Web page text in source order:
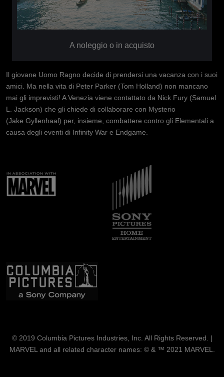
A noleggio o in acquisto
Il giovane Uomo Ragno decide di prendersi una vacanza con i suoi
amici. Ma nella vita di Peter Parker (Tom Holland) non mancano
mai gli imprevisti! A Venezia viene contattato da Nick Fury (Samuel
L. Jackson) che gli chiede di collaborare con Mysterio
(Jake Gyllenhaal) per, insieme, combattere contro gli Elementali a
causa degli eventi di Infinity War e Endgame.
Immagine
© 2019 Columbia Pictures Industries, Inc. All Rights Reserved. |
MARVEL and all related character names: © & ™ 2021 MARVEL.